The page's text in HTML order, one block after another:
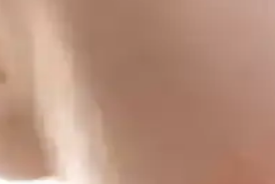
ve Kılcal Damar Sorunlarına
ve damar sorunlarını hafifletir, kullanımı kolay,
Önemi: Pratik ve Dayanıklı
önceliklidir. Doğal görünüm ve pratik ürün seçimi,
Make Long & Curl Maskaralarının
koruyamayıp bulaşma yaparken, Heroine